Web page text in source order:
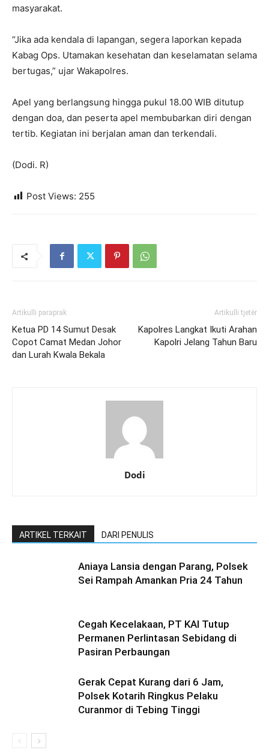
masyarakat.
“Jika ada kendala di lapangan, segera laporkan kepada
Kabag Ops. Utamakan kesehatan dan keselamatan selama
bertugas,” ujar Wakapolres.
Apel yang berlangsung hingga pukul 18.00 WIB ditutup
dengan doa, dan peserta apel membubarkan diri dengan
tertib. Kegiatan ini berjalan aman dan terkendali.
(Dodi. R)
Post Views: 255
Artikulli paraprak
Ketua PD 14 Sumut Desak
Copot Camat Medan Johor
dan Lurah Kwala Bekala
Artikulli tjetër
Kapolres Langkat Ikuti Arahan
Kapolri Jelang Tahun Baru
Dodi
ARTIKEL TERKAIT DARI PENULIS
Aniaya Lansia dengan Parang, Polsek
Sei Rampah Amankan Pria 24 Tahun
Cegah Kecelakaan, PT KAI Tutup
Permanen Perlintasan Sebidang di
Pasiran Perbaungan
Gerak Cepat Kurang dari 6 Jam,
Polsek Kotarih Ringkus Pelaku
Curanmor di Tebing Tinggi